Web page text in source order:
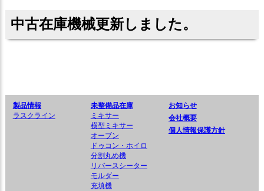
中古在庫機械更新しました。
製品情報
ラスクライン
未整備品在庫
ミキサー
横型ミキサー
オーブン
ドゥコン・ホイロ
分割丸め機
リバースシーター
モルダー
充填機
お知らせ
会社概要
個人情報保護方針